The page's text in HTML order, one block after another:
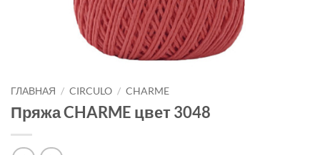
ГЛАВНАЯ / CIRCULO / CHARME
Пряжа CHARME цвет 3048